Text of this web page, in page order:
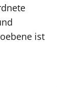
ist